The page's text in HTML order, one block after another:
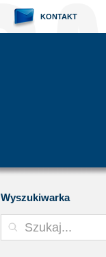
KONTAKT
Wyszukiwarka